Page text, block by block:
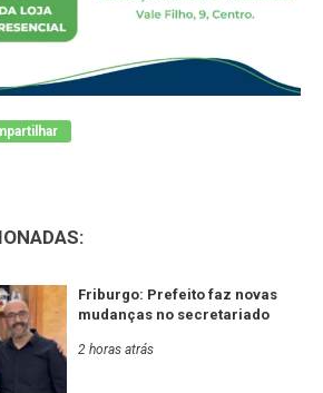
Friburgo: Prefeito faz novas
mudanças no secretariado
2 horas atrás